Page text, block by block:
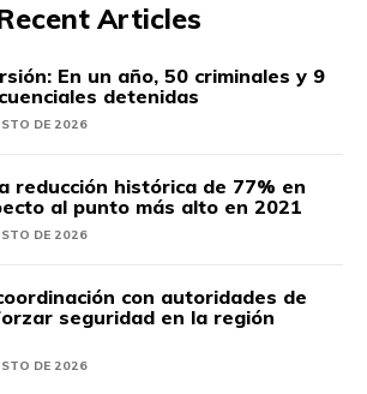
Articles
En un año, 50 criminales y 9
detenidas
DE 2026
reducción histórica de 77% en
al punto más alto en 2021
DE 2026
con autoridades de
seguridad en la región
DE 2026